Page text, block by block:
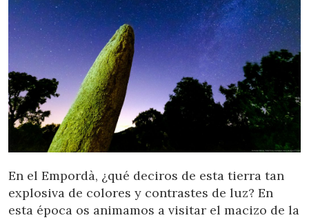
En el Empordà, ¿qué deciros de esta tierra tan
explosiva de colores y contrastes de luz? En
esta época os animamos a visitar el macizo de la